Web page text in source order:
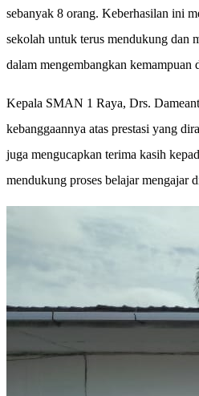
sebanyak 8 orang. Keberhasilan ini
sekolah untuk terus mendukung dan
dalam mengembangkan kemampuan
Kepala SMAN 1 Raya, Drs.
kebanggaannya atas prestasi yang
juga mengucapkan terima kasih
mendukung proses belajar mengajar